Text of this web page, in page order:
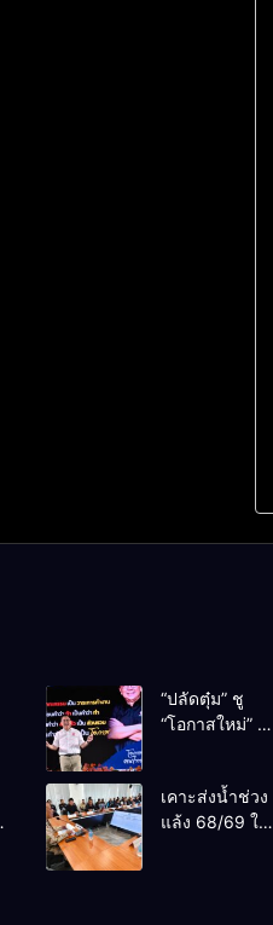
“ปลัดตุ๋ม” ชู
“โอกาสใหม่” นำ
ไม่ใช่เล่น
การเมือง
เคาะส่งน้ำช่วง
แล้ง 68/69 ใช้